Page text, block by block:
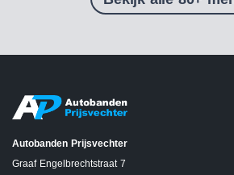
Autobanden Prijsvechter
Graaf Engelbrechtstraat 7